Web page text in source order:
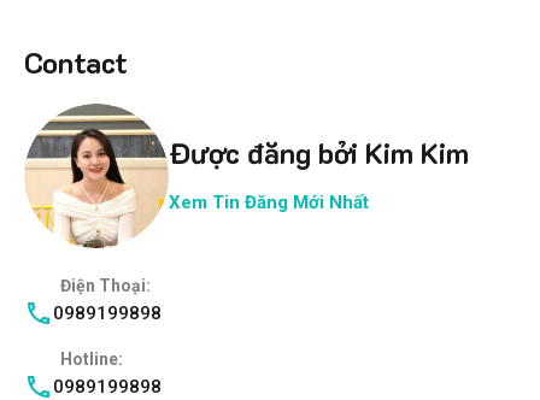
Contact
Được đăng bởi Kim Kim
Xem Tin Đăng Mới Nhất
Điện Thoại:
0989199898
Hotline:
0989199898